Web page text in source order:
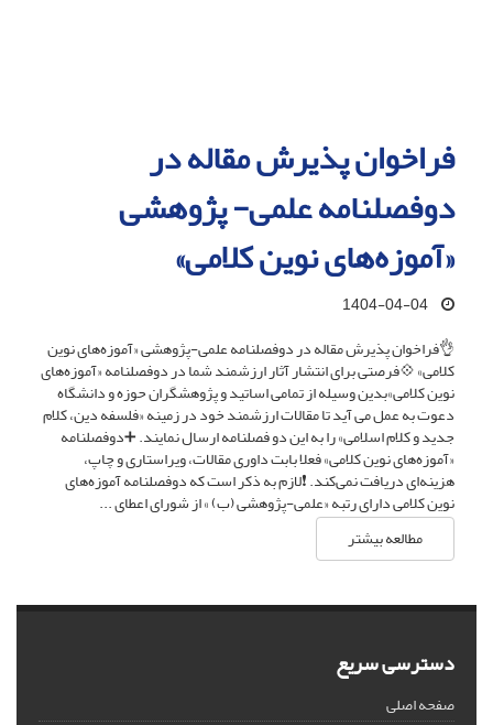
فراخوان پذیرش مقاله در
دوفصلنامه علمی- پژوهشی
«آموزه‌های نوین کلامی»
1404-04-04
👌فراخوان پذیرش مقاله در دوفصلنامه علمی-پژوهشی «آموزه‌های نوین
کلامی» 💠فرصتی برای انتشار آثار ارزشمند شما در دوفصلنامه «آموزه‌های
نوین کلامی»بدین وسیله از تمامی اساتید و پژوهشگران حوزه و دانشگاه
دعوت به عمل می آید تا مقالات ارزشمند خود در زمینه «فلسفه دین، کلام
جدید و کلام اسلامی» را به این دو فصلنامه ارسال نمایند. ➕دوفصلنامه
«آموزه‌های نوین کلامی» فعلا بابت داوری مقالات، ویراستاری و چاپ،
هزینه‌ای دریافت نمی‌کند. ❗️لازم به ذکر است که دوفصلنامه آموزه‌های
نوین کلامی دارای رتبه «علمی-پژوهشی (ب) » از شورای اعطای ...
مطالعه بیشتر
دسترسی سریع
صفحه اصلی